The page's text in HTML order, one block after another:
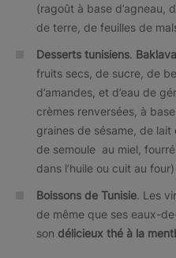
(ragoût à base d’agneau,
de terre, de feuilles de
Desserts tunisiens.
fruits secs, de sucre, de
d’amandes, et d’eau de
crèmes renversées, à
graines de sésame, de lait
de semoule au miel,
dans l’huile ou cuit au
Boissons de Tunisie. Les
de même que ses eaux-
son délicieux thé à la